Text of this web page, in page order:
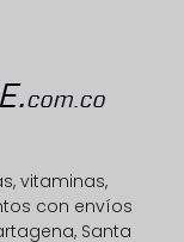
vitaminas,
con envíos
Santa